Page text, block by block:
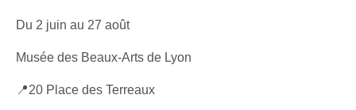
Du 2 juin au 27 août
Musée des Beaux-Arts de Lyon
📍20 Place des Terreaux